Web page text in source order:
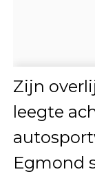
Zijn
leegte
Egmond